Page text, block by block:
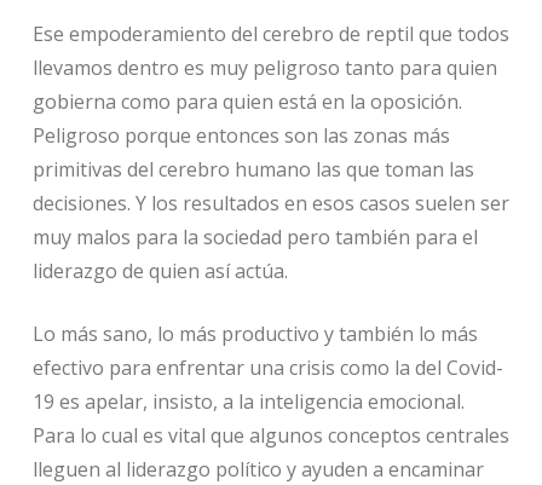
Ese empoderamiento del cerebro de reptil que todos
llevamos dentro es muy peligroso tanto para quien
gobierna como para quien está en la oposición.
Peligroso porque entonces son las zonas más
primitivas del cerebro humano las que toman las
decisiones. Y los resultados en esos casos suelen ser
muy malos para la sociedad pero también para el
liderazgo de quien así actúa.
Lo más sano, lo más productivo y también lo más
efectivo para enfrentar una crisis como la del Covid-
19 es apelar, insisto, a la inteligencia emocional.
Para lo cual es vital que algunos conceptos centrales
lleguen al liderazgo político y ayuden a encaminar